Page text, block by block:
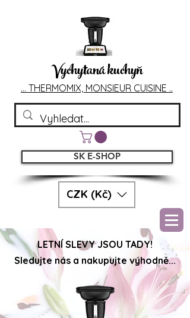
Vychytaná kuchyň
... THERMOMIX, MONSIEUR CUISINE ..
CZK (Kč)
SK E-SHOP
LETNÍ SLEVY JSOU TADY!
Sledujte nás a nakupujte výhodně...